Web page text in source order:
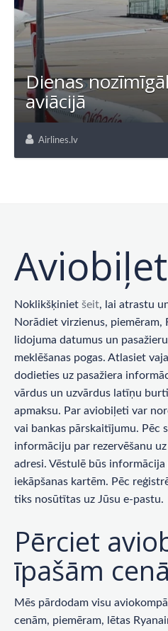
Dienas
aviācijā
Airlines.lv
Noklikšķiniet šeit, lai atrastu
Norādiet virzienus, piemēram,
lidojuma datumus un
meklēšanas pogas. Atlasiet
dodieties uz pasažiera
vārdus un uzvārdus latīņu
apmaksu. Par aviobiļeti var
vai bankas pārskaitījumu. Pēc
informāciju par rezervēšanu
adresi. Vēstulē būs
iekāpšanas kartēm. Pēc
tiks nosūtītas uz Jūsu e-pastu.
Pērciet
īpašām
Mēs pārdodam visu
cenām, piemēram, lētas